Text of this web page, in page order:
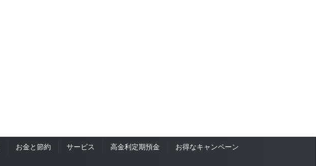
お金と節約 サービス 高金利定期預金
お得なキャンペーン